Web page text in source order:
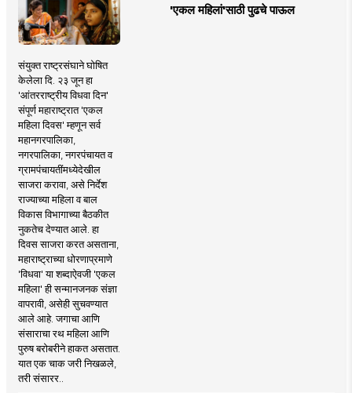
'एकल महिलां'साठी पुढचे पाऊल
संयुक्त राष्ट्रसंघाने घोषित
केलेला दि. २३ जून हा
'आंतरराष्ट्रीय विधवा दिन'
संपूर्ण महाराष्ट्रात 'एकल
महिला दिवस' म्हणून सर्व
महानगरपालिका,
नगरपालिका, नगरपंचायत व
ग्रामपंचायतींमध्येदेखील
साजरा करावा, असे निर्देश
राज्याच्या महिला व बाल
विकास विभागाच्या बैठकीत
नुकतेच देण्यात आले. हा
दिवस साजरा करत असताना,
महाराष्ट्राच्या धोरणाप्रमाणे
'विधवा' या शब्दाऐवजी 'एकल
महिला' ही सन्मानजनक संज्ञा
वापरावी, असेही सुचवण्यात
आले आहे. जगाचा आणि
संसाराचा रथ महिला आणि
पुरुष बरोबरीने हाकत असतात.
यात एक चाक जरी निखळले,
तरी संसारर..